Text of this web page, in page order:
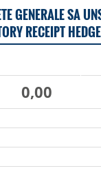
GENERALE SA
RECEIPT
0,00